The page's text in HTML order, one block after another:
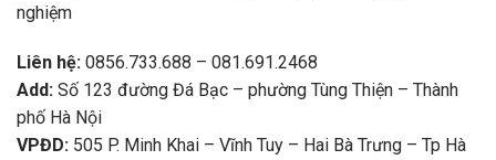
nghiệm
Liên hệ: 0856.733.688 – 081.691.2468
Add: Số 123 đường Đá Bạc – phường Tùng Thiện – Thành
phố Hà Nội
VPĐD: 505 P. Minh Khai – Vĩnh Tuy – Hai Bà Trưng – Tp Hà